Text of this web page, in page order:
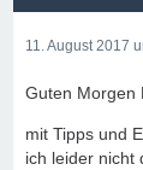
11. August 2017
Guten Morgen
mit Tipps und
ich leider nicht